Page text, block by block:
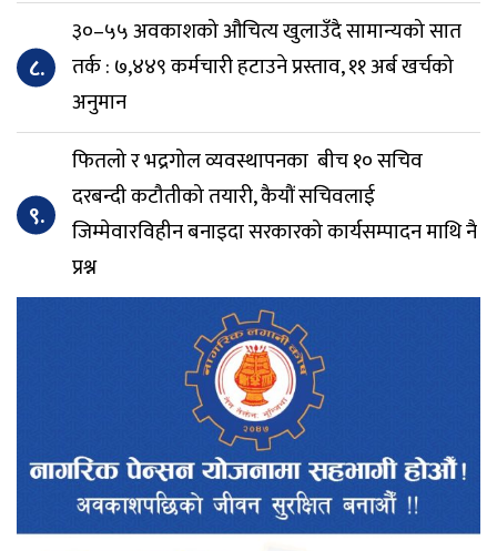
८.
३०–५५ अवकाशको औचित्य खुलाउँदै सामान्यको सात
तर्क : ७,४४९ कर्मचारी हटाउने प्रस्ताव, ११ अर्ब खर्चको
अनुमान
९.
फितलो र भद्रगोल व्यवस्थापनका बीच १० सचिव
दरबन्दी कटौतीको तयारी, कैयौं सचिवलाई
जिम्मेवारविहीन बनाइदा सरकारको कार्यसम्पादन माथि नै
प्रश्न